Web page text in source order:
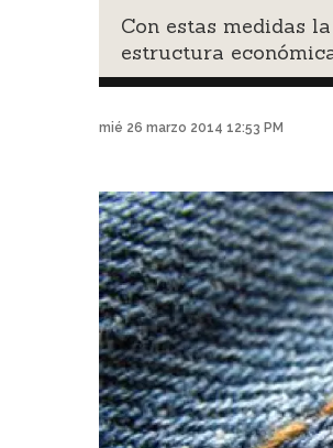
Con estas medidas
estructura
mié 26 marzo 2014 12:53 PM